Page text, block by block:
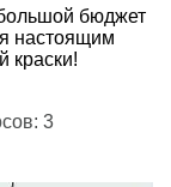
бюджет
настоящим
краски!
3